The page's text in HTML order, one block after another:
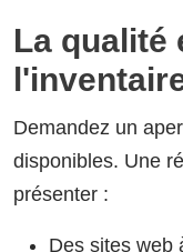
La qualité
Demandez un
disponibles. Une
présenter :
Des sites web